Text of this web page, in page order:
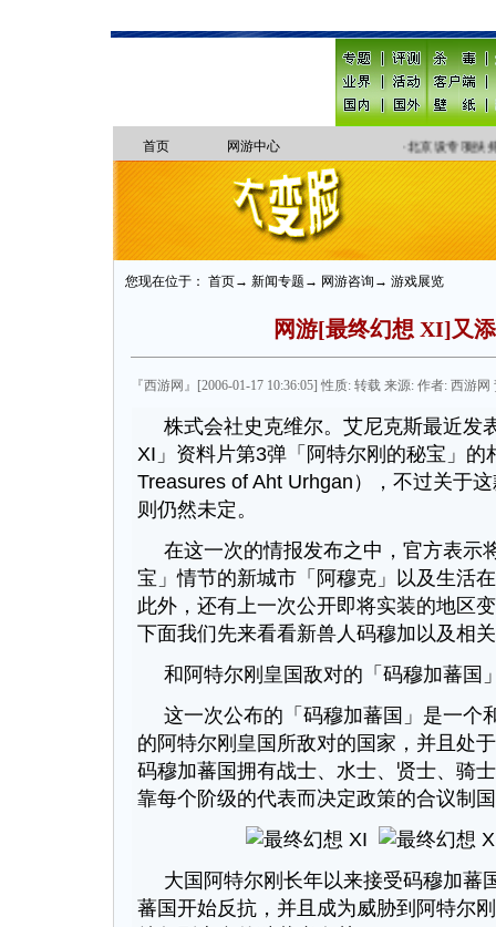
首页 网游中心 北京设专项扶
您现在位于： 首页→ 新闻专题→ 网游咨询→ 游戏展览
网游[最终幻想 XI]又
『西游网』[2006-01-17 10:36:05] 性质: 转载 来源: 作者: 西游网
株式会社史克维尔。艾尼克斯最近发
XI」资料片第3弹「阿特尔刚的秘宝」的
Treasures of Aht Urhgan），不过关于
则仍然未定。
在这一次的情报发布之中，官方表示
宝」情节的新城市「阿穆克」以及生活
此外，还有上一次公开即将实装的地区
下面我们先来看看新兽人码穆加以及相
和阿特尔刚皇国敌对的「码穆加蕃国
这一次公布的「码穆加蕃国」是一个
的阿特尔刚皇国所敌对的国家，并且处
码穆加蕃国拥有战士、水士、贤士、骑
靠每个阶级的代表而决定政策的合议制
大国阿特尔刚长年以来接受码穆加蕃
蕃国开始反抗，并且成为威胁到阿特尔